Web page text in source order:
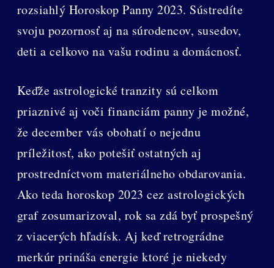
rozsiahlý Horoskop Panny 2023. Sústredíte
svoju pozornosť aj na súrodencov, susedov,
deti a celkovo na vašu rodinu a domácnosť.
Keďže astrologické tranzity sú celkom
priaznivé aj voči financiám panny je možné,
že december vás obohatí o nejednu
príležitosť, ako potešiť ostatných aj
prostredníctvom materiálneho obdarovania.
Ako teda horoskop 2023 cez astrologických
graf zosumarizoval, rok sa zdá byť prospešný
z viacerých hľadísk. Aj keď retrográdne
merkúr prináša energie ktoré je niekedy